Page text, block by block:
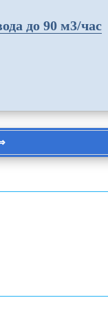
до 90 м3/час